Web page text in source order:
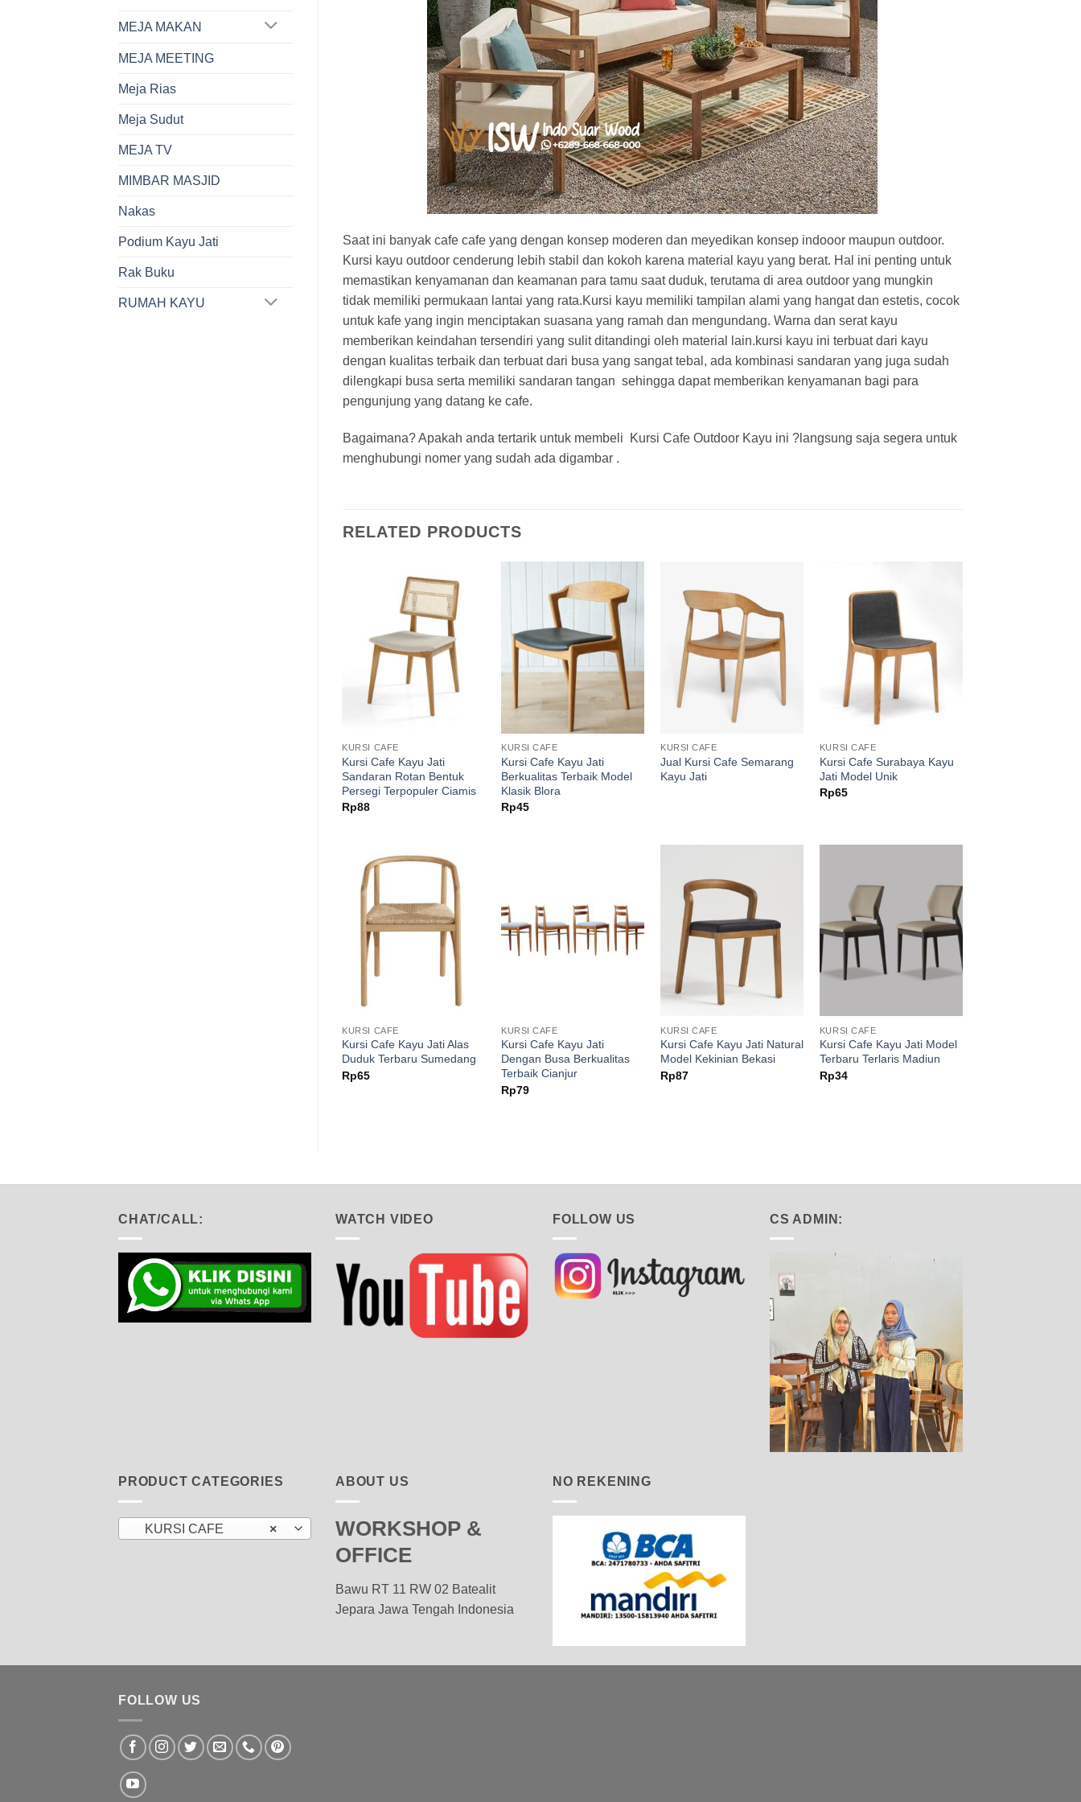
MEJA MAKAN
MEJA MEETING
Meja Rias
Meja Sudut
MEJA TV
MIMBAR MASJID
Nakas
Podium Kayu Jati
Rak Buku
RUMAH KAYU
Saat ini banyak cafe cafe yang dengan konsep moderen dan meyedikan konsep indooor maupun outdoor.
Kursi kayu outdoor cenderung lebih stabil dan kokoh karena material kayu yang berat. Hal ini penting untuk
memastikan kenyamanan dan keamanan para tamu saat duduk, terutama di area outdoor yang mungkin
tidak memiliki permukaan lantai yang rata.Kursi kayu memiliki tampilan alami yang hangat dan estetis, cocok
untuk kafe yang ingin menciptakan suasana yang ramah dan mengundang. Warna dan serat kayu
memberikan keindahan tersendiri yang sulit ditandingi oleh material lain.kursi kayu ini terbuat dari kayu
dengan kualitas terbaik dan terbuat dari busa yang sangat tebal, ada kombinasi sandaran yang juga sudah
dilengkapi busa serta memiliki sandaran tangan sehingga dapat memberikan kenyamanan bagi para
pengunjung yang datang ke cafe.
Bagaimana? Apakah anda tertarik untuk membeli Kursi Cafe Outdoor Kayu ini ?langsung saja segera untuk
menghubungi nomer yang sudah ada digambar .
RELATED PRODUCTS
KURSI CAFE
Kursi Cafe Kayu Jati
Sandaran Rotan Bentuk
Persegi Terpopuler Ciamis
Rp88
KURSI CAFE
Kursi Cafe Kayu Jati
Berkualitas Terbaik Model
Klasik Blora
Rp45
KURSI CAFE
Jual Kursi Cafe Semarang
Kayu Jati
KURSI CAFE
Kursi Cafe Surabaya Kayu
Jati Model Unik
Rp65
KURSI CAFE
Kursi Cafe Kayu Jati Alas
Duduk Terbaru Sumedang
Rp65
KURSI CAFE
Kursi Cafe Kayu Jati
Dengan Busa Berkualitas
Terbaik Cianjur
Rp79
KURSI CAFE
Kursi Cafe Kayu Jati Natural
Model Kekinian Bekasi
Rp87
KURSI CAFE
Kursi Cafe Kayu Jati Model
Terbaru Terlaris Madiun
Rp34
CHAT/CALL: WATCH VIDEO FOLLOW US CS ADMIN:
PRODUCT CATEGORIES
×
KURSI CAFE
ABOUT US
WORKSHOP &
OFFICE
Bawu RT 11 RW 02 Batealit
Jepara Jawa Tengah Indonesia
NO REKENING
FOLLOW US